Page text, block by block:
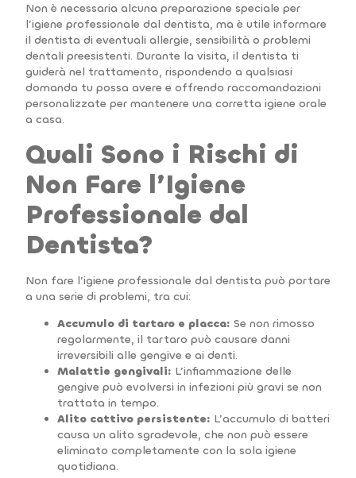
Non è necessaria alcuna preparazione speciale per
l’igiene professionale dal dentista, ma è utile informare
il dentista di eventuali allergie, sensibilità o problemi
dentali preesistenti. Durante la visita, il dentista ti
guiderà nel trattamento, rispondendo a qualsiasi
domanda tu possa avere e offrendo raccomandazioni
personalizzate per mantenere una corretta igiene orale
a casa.
Quali Sono i Rischi di
Non Fare l’Igiene
Professionale dal
Dentista?
Non fare l’igiene professionale dal dentista può portare
a una serie di problemi, tra cui:
Accumulo di tartaro e placca: Se non rimosso
regolarmente, il tartaro può causare danni
irreversibili alle gengive e ai denti.
Malattie gengivali: L’infiammazione delle
gengive può evolversi in infezioni più gravi se non
trattata in tempo.
Alito cattivo persistente: L’accumulo di batteri
causa un alito sgradevole, che non può essere
eliminato completamente con la sola igiene
quotidiana.